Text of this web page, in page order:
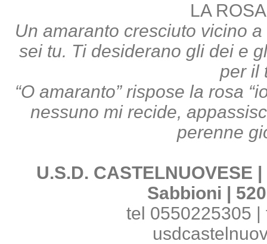
LA
Un amaranto cresciuto vicino
sei tu. Ti desiderano gli dei e
per il
“O amaranto” rispose la rosa
nessuno mi recide,
perenne
U.S.D.
Sabbioni |
tel 0550225305